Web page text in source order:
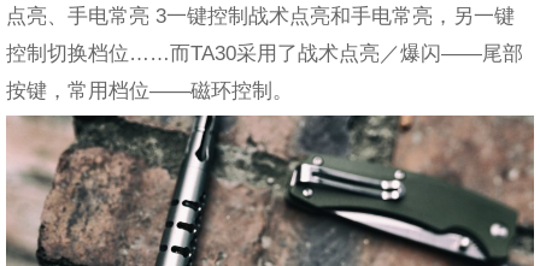
点亮、手电常亮 3一键控制战术点亮和手电常亮，另一键
控制切换档位……而TA30采用了战术点亮／爆闪——尾部
按键，常用档位——磁环控制。